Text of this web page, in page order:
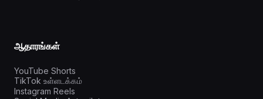
ஆதாரங்கள்
YouTube Shorts
TikTok உள்ளடக்கம்
Instagram Reels